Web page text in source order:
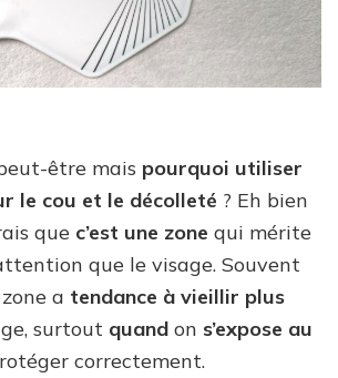
être mais pourquoi utiliser
le cou et le décolleté ? Eh bien
que c’est une zone qui mérite
que le visage. Souvent
a tendance à vieillir plus
surtout quand on s’expose au
correctement.